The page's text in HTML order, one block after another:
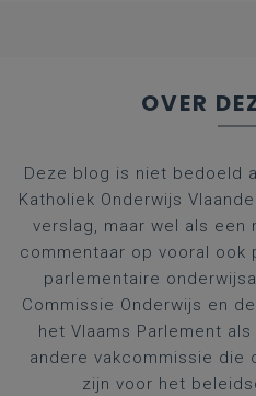
OVER
Deze blog is niet bedoeld
Katholiek Onderwijs
verslag, maar wel als een
commentaar op vooral ook
parlementaire
Commissie Onderwijs en
het Vlaams Parlement
andere vakcommissie die
zijn voor het